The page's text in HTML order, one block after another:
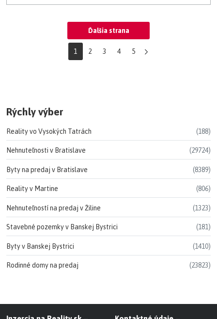
Ďalšia strana
1 2 3 4 5
Rýchly výber
Reality vo Vysokých Tatrách (188)
Nehnuteľnosti v Bratislave (29724)
Byty na predaj v Bratislave (8389)
Reality v Martine (806)
Nehnuteľností na predaj v Žiline (1323)
Stavebné pozemky v Banskej Bystrici (181)
Byty v Banskej Bystrici (1410)
Rodinné domy na predaj (23823)